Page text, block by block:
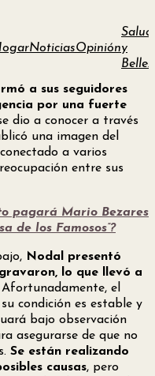
NoticiasOpinión
Salud
y
a sus seguidores
por una fuerte
dio a conocer a través
una imagen del
a varios
entre sus
pagará Mario Bezares
de los Famosos”?
Nodal presentó
lo que llevó a
Afortunadamente, el
condición es estable y
bajo observación
asegurarse de que no
Se están realizando
causas, pero